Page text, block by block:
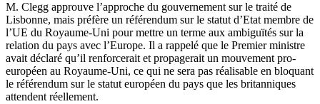
M. Clegg approuve l’approche du gouvernement sur le traité de
Lisbonne, mais préfère un référendum sur le statut d’Etat membre de
l’UE du Royaume-Uni pour mettre un terme aux ambiguïtés sur la
relation du pays avec l’Europe. Il a rappelé que le Premier ministre
avait déclaré qu’il renforcerait et propagerait un mouvement pro-
européen au Royaume-Uni, ce qui ne sera pas réalisable en bloquant
le référendum sur le statut européen du pays que les britanniques
attendent réellement.